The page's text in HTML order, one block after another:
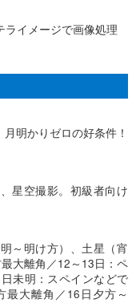
ライメージで画像処理
明かりゼロの好条件！
星空撮影。初級者向け
～明け方）、土星（宵
大離角／12～13日：ペ
未明：スペインなどで
最大離角／16日夕方～